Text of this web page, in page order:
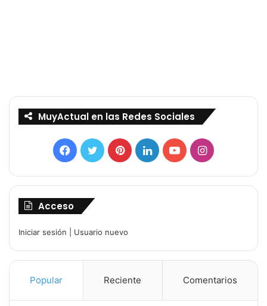
MuyActual en las Redes Sociales
Facebook
TwitterPinterestLinkedInYouTubeInstagram
Acceso
Iniciar sesión Usuario nuevo
Popular Reciente Comentarios